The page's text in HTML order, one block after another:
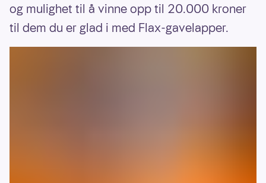
og mulighet til å vinne opp til 20.000 kroner
til dem du er glad i med Flax-gavelapper.